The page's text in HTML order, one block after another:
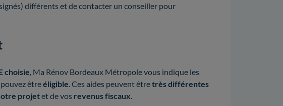
différents et de contacter un conseiller pour
choisie , Ma Rénov Bordeaux Métropole vous indique les
êtreéligible . Ces aides peuvent êtretrès différentes
projetet de vos revenus fiscaux